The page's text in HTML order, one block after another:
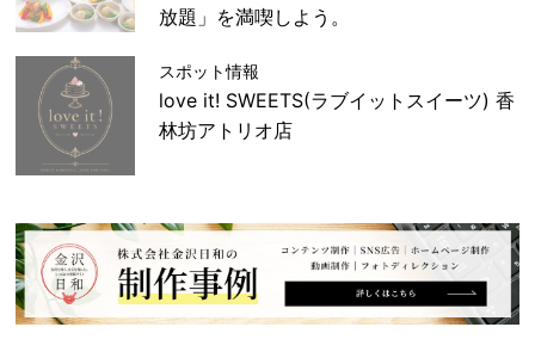
放題」を満喫しよう。
スポット情報
love it! SWEETS(ラブイットスイーツ) 香
林坊アトリオ店